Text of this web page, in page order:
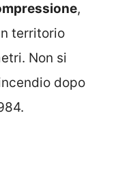
,
territorio
Non si
dopo